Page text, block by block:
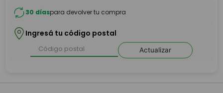
30 díaspara devolver tu compra
Ingresá tu código postal
Actualizar